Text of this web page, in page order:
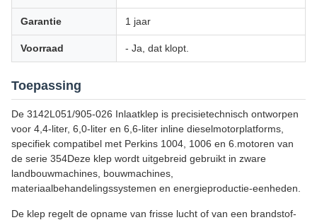
Garantie 1 jaar
Voorraad - Ja, dat klopt.
Toepassing
De 3142L051/905-026 Inlaatklep is precisietechnisch ontworpen
voor 4,4-liter, 6,0-liter en 6,6-liter inline dieselmotorplatforms,
specifiek compatibel met Perkins 1004, 1006 en 6.motoren van
de serie 354Deze klep wordt uitgebreid gebruikt in zware
landbouwmachines, bouwmachines,
materiaalbehandelingssystemen en energieproductie-eenheden.
De klep regelt de opname van frisse lucht of van een brandstof-